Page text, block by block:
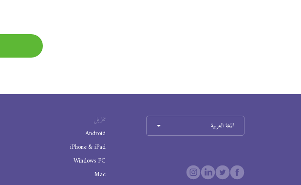
تنزيل
Android
iPhone & iPad
Windows PC
Mac
اللغة العربية